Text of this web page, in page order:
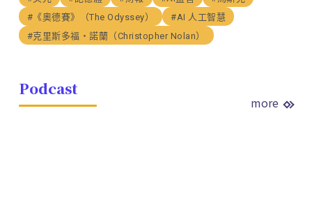
#《奧德賽》（The Odyssey）
#AI 人工智慧
#克里斯多福・諾蘭（Christopher Nolan）
Podcast
more